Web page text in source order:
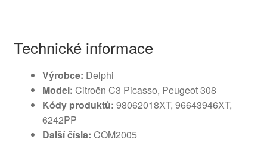
Technické informace
Výrobce: Delphi
Model: Citroën C3 Picasso, Peugeot 308
Kódy produktů: 98062018XT, 96643946XT,
6242PP
Další čísla: COM2005